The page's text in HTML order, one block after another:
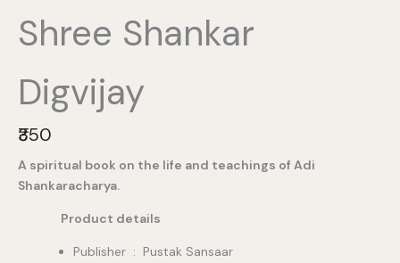
Shree Shankar
Digvijay
N
o
w
₹350
A spiritual book on the life and teachings of Adi
Shankaracharya.
Product details
Publisher ‏ : ‎ Pustak Sansaar